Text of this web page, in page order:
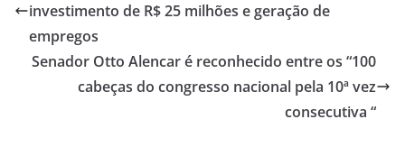
investimento de R$ 25 milhões e geração de
empregos
Senador Otto Alencar é reconhecido entre os “100
cabeças do congresso nacional pela 10ª vez
consecutiva “